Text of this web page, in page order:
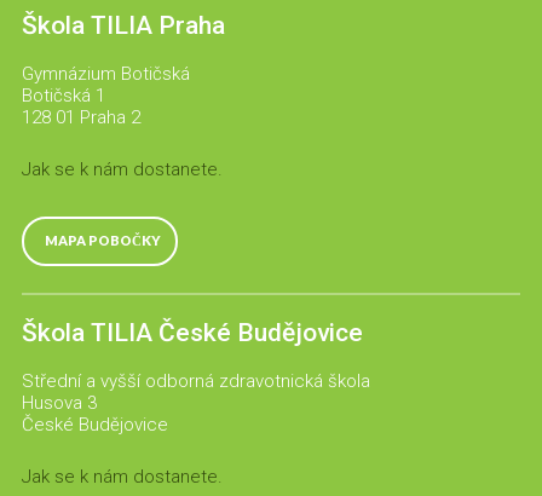
Škola TILIA Praha
Gymnázium Botičská
Botičská 1
128 01 Praha 2
Jak se k nám dostanete.
MAPA POBOČKY
Škola TILIA České Budějovice
Střední a vyšší odborná zdravotnická škola
Husova 3
České Budějovice
Jak se k nám dostanete.